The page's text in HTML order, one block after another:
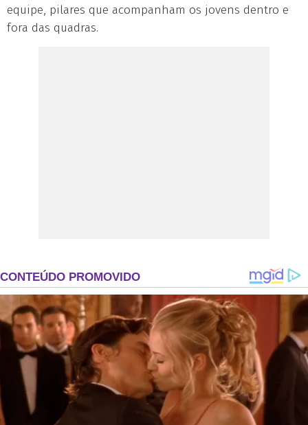
equipe, pilares que acompanham os jovens dentro e
fora das quadras.